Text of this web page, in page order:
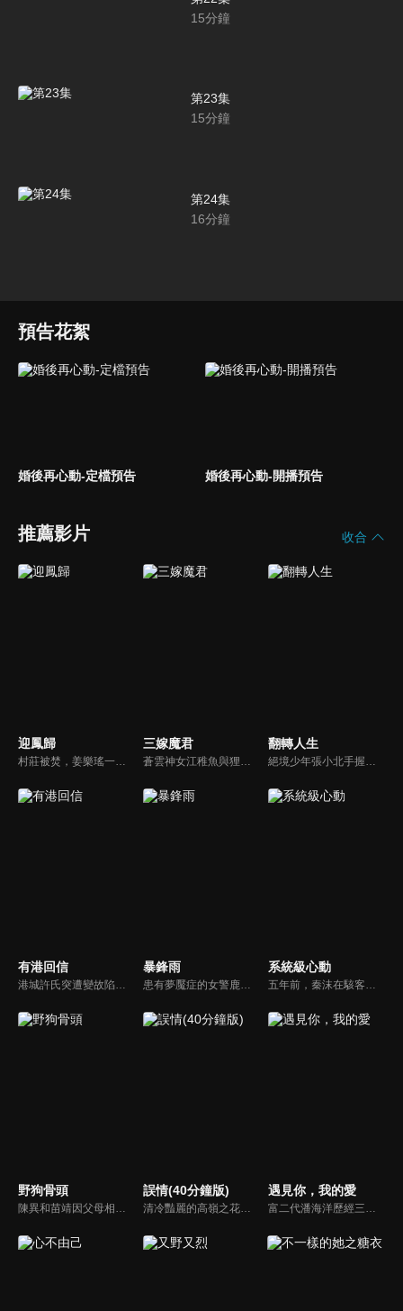
15分鐘
第23集
15分鐘
第24集
16分鐘
預告花絮
婚後再心動-定檔預告 婚後再心動-開播預告
推薦影片 收合
迎鳳歸 三嫁魔君 翻轉人生
有港回信 暴鋒雨
患有夢魘症的女警鹿一多年來堅持暗中追查父親重傷昏迷的真相，意外結識了高冷女警林深，二人攜手破獲一系列離奇命案，情誼日漸深厚的同時，鹿一發現林深似與父親舊案有著千絲萬縷的關聯...
系統級心動
野狗骨頭
陳異和苗靖因父母相識而結緣，起初陳異對苗靖有著很深的敵意，直到一次受傷，苗靖的善良讓兩人關係開始轉變。然而好景不常，隨著陳父去世、苗母消失，兩個孩子卻不得不相依為命，異樣的情愫也隨著時間滋長。當苗靖終於認清感情，準備向陳異告白，陳異卻突然捲入一起縱火案，一切都突然變了調...
誤情(40分鐘版)
清冷豔麗的高嶺之花江時淺在遭受霸淩、暴力等一系列事件後，華麗蛻變逆襲歸來，用一場精心策劃強勢開啟自己的復仇之路，最終收穫內心救贖與愛情的故事。
遇見你，我的愛
富二代潘海洋歷經三次失敗婚姻，認為金錢阻礙愛情。唯第一任妻子陸雪怡真心待他。好友伊軒勸他隱藏身份。他在酒吧對芭蕾舞演員韓夢瑤一見鍾情。便化身業務經理與她相戀。熱戀中潘海洋決定娶韓夢瑤，卻在婚前發現韓夢瑤三年前曾是自己公司員工，進而揭開伊軒與韓夢瑤為還債設局圖謀他財產的陰謀...